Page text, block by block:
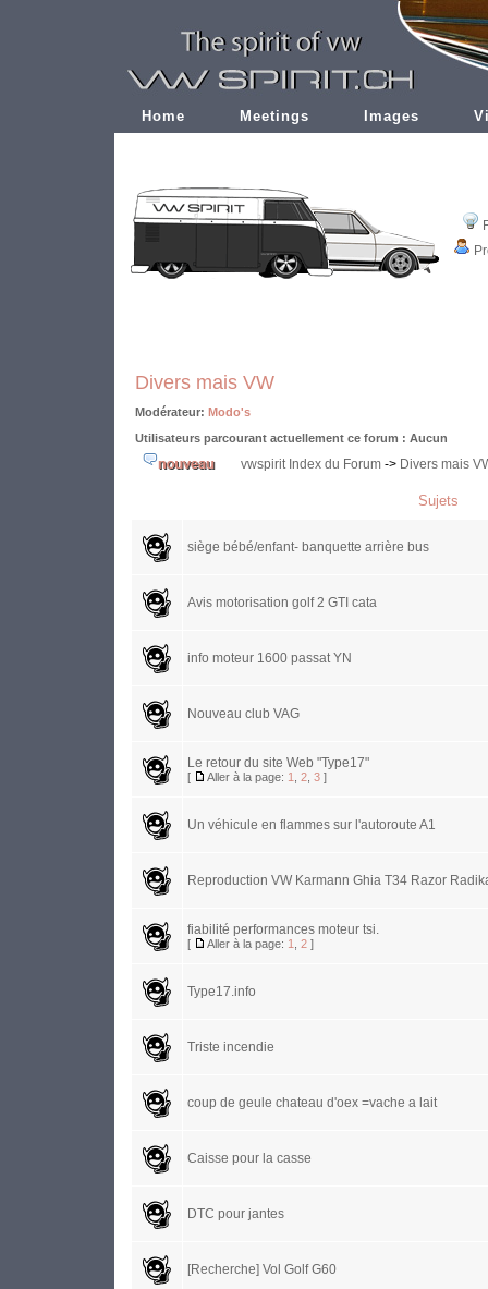
Home Meetings Images
Divers mais VW
Modérateur: Modo's
Utilisateurs parcourant actuellement ce forum : Aucun
vwspirit Index du Forum -> Divers mais
Sujets
siège bébé/enfant- banquette arrière bus
Avis motorisation golf 2 GTI cata
info moteur 1600 passat YN
Nouveau club VAG
Le retour du site Web "Type17"
[ Aller à la page: 1 2 3 ]
Un véhicule en flammes sur l'autoroute A1
Reproduction VW Karmann Ghia T34 Razor
fiabilité performances moteur tsi.
[ Aller à la page: 1 2 ]
Type17.info
Triste incendie
coup de geule chateau d'oex =vache a lait
Caisse pour la casse
DTC pour jantes
[Recherche] Vol Golf G60